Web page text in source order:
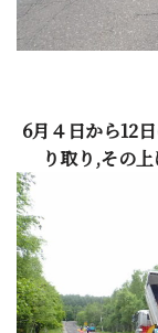
6月４日から12
り取り,その